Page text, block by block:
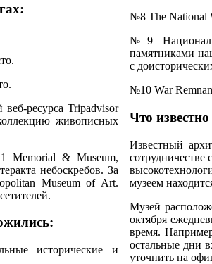
ресурса Tripadvisor
живописных
Memorial & Museum,
небоскребов. За
Museum of Art.
исторические и
№8 The National
№9
памятниками
с
№10 War
Что
Известный
сотрудничестве
музеем
Музей
октября
время.
остальные дни
уточнить на